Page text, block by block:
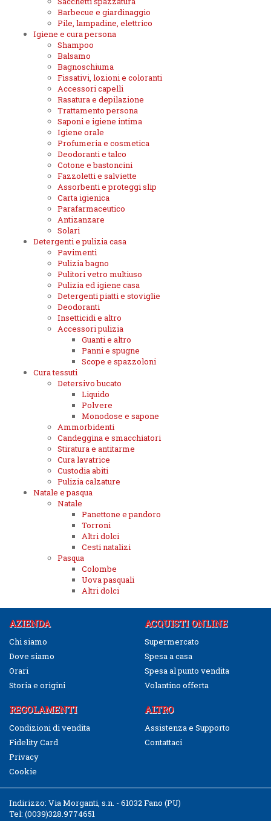
Barbecue e giardinaggio
Pile, lampadine, elettrico
Igiene e cura persona
Shampoo
Balsamo
Bagnoschiuma
Fissativi, lozioni e coloranti
Accessori capelli
Rasatura e depilazione
Trattamento persona
Saponi e igiene intima
Igiene orale
Profumeria e cosmetica
Deodoranti e talco
Cotone e bastoncini
Fazzoletti e salviette
Assorbenti e proteggi slip
Carta igienica
Parafarmaceutico
Antizanzare
Solari
Detergenti e pulizia casa
Pavimenti
Pulizia bagno
Pulitori vetro multiuso
Pulizia ed igiene casa
Detergenti piatti e stoviglie
Deodoranti
Insetticidi e altro
Accessori pulizia
Guanti e altro
Panni e spugne
Scope e spazzoloni
Cura tessuti
Detersivo bucato
Liquido
Polvere
Monodose e sapone
Ammorbidenti
Candeggina e smacchiatori
Stiratura e antitarme
Cura lavatrice
Custodia abiti
Pulizia calzature
Natale e pasqua
Natale
Panettone e pandoro
Torroni
Altri dolci
Cesti natalizi
Pasqua
Colombe
Uova pasquali
Altri dolci
AZIENDA
Chi siamo
Dove siamo
Orari
Storia e origini
ACQUISTI ONLINE
Supermercato
Spesa a casa
Spesa al punto vendita
Volantino offerta
REGOLAMENTI
Condizioni di vendita
Fidelity Card
Privacy
Cookie
ALTRO
Assistenza e Supporto
Contattaci
Indirizzo: Via Morganti, s.n. - 61032 Fano (PU)
Tel: (0039)328.9774651